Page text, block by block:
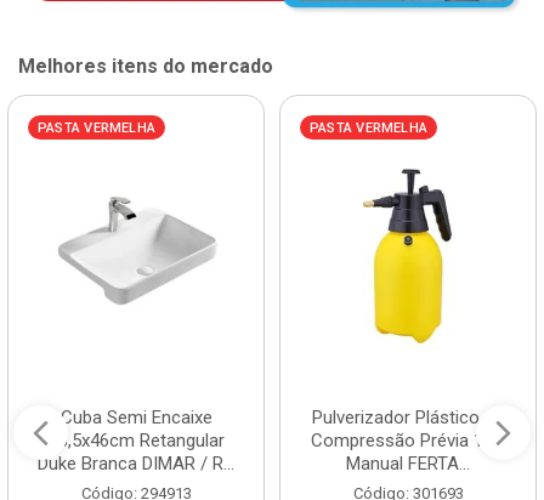
Melhores itens do mercado
PASTA VERMELHA
Cuba Semi Encaixe
58,5x46cm Retangular
Duke Branca DIMAR / R...
Código: 294913
PASTA VERMELHA
Pulverizador Plástico de
Compressão Prévia 1,5L
Manual FERTA...
Código: 301693